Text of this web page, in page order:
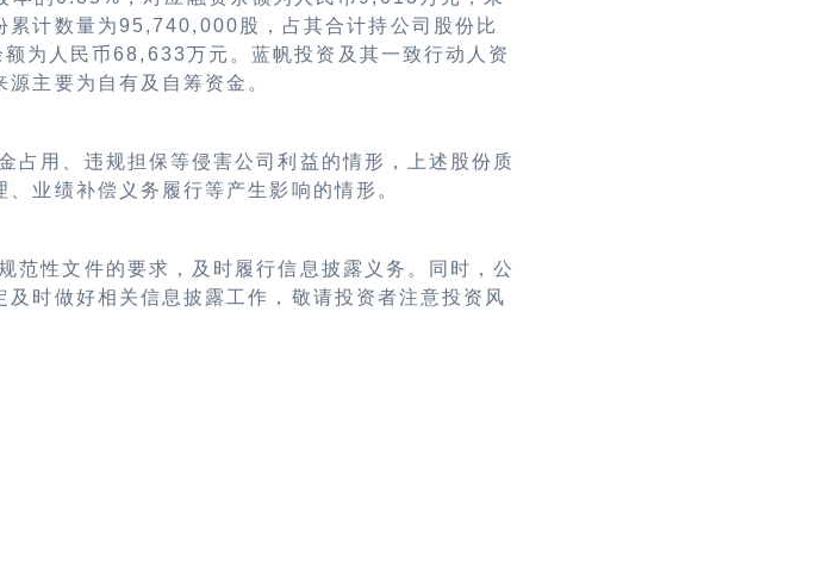
累计数量为95,740,000 股，占其合计持公司股份比
额为人民币68,633万元。蓝帆投资及其一致行动人资
主要为自有及自筹资金。
占用、违规担保等侵害公司利益的情形，上述股份质
业绩补偿义务履行等产生影响的情形。
范性文件的要求，及时履行信息披露义务。同时，公
时做好相关信息披露工作，敬请投资者注意投资风